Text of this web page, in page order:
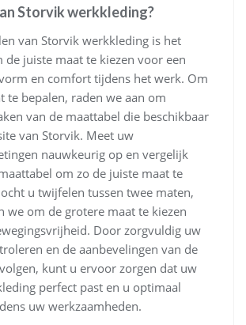
Storvik werkkleding?
van Storvik werkkleding is het
de juiste maat te kiezen voor een
en comfort tijdens het werk. Om
te bepalen, raden we aan om
van de maattabel die beschikbaar
van Storvik. Meet uw
nauwkeurig op en vergelijk
om zo de juiste maat te
u twijfelen tussen twee maten,
we om de grotere maat te kiezen
Door zorgvuldig uw
en de aanbevelingen van de
kunt u ervoor zorgen dat uw
perfect past en u optimaal
uw werkzaamheden.